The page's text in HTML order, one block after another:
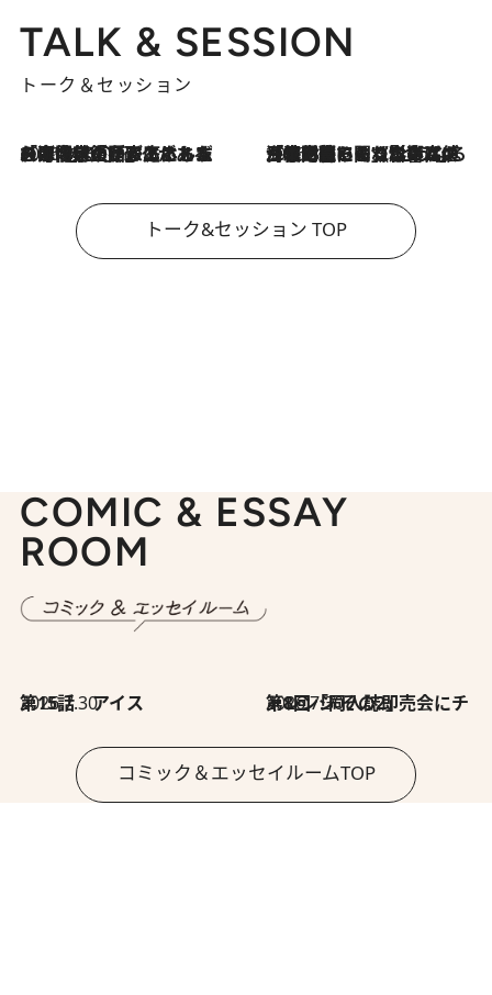
TALK & SESSION
トーク＆セッション
2026.8.3
「今後値上げがあるとすれば…」「リスクがあるのは今年の冬」エネルギー専門家が語る、ホルムズ海峡封鎖が家庭にもたらす“ある心配” 2026.8.3
「住宅建てられない…」「サーチャージ料の高値が続いている」ホルムズ海峡封鎖による影響はいつまで続く？《エネルギー専門家に聞く“どうなる日本の暮らし”》
トーク&セッション TOP
COMIC & ESSAY
ROOM
2026.7.30
第15話 アイス 2026.7.30
第8回「同人誌即売会にチャレンジ その2」
コミック＆エッセイルームTOP